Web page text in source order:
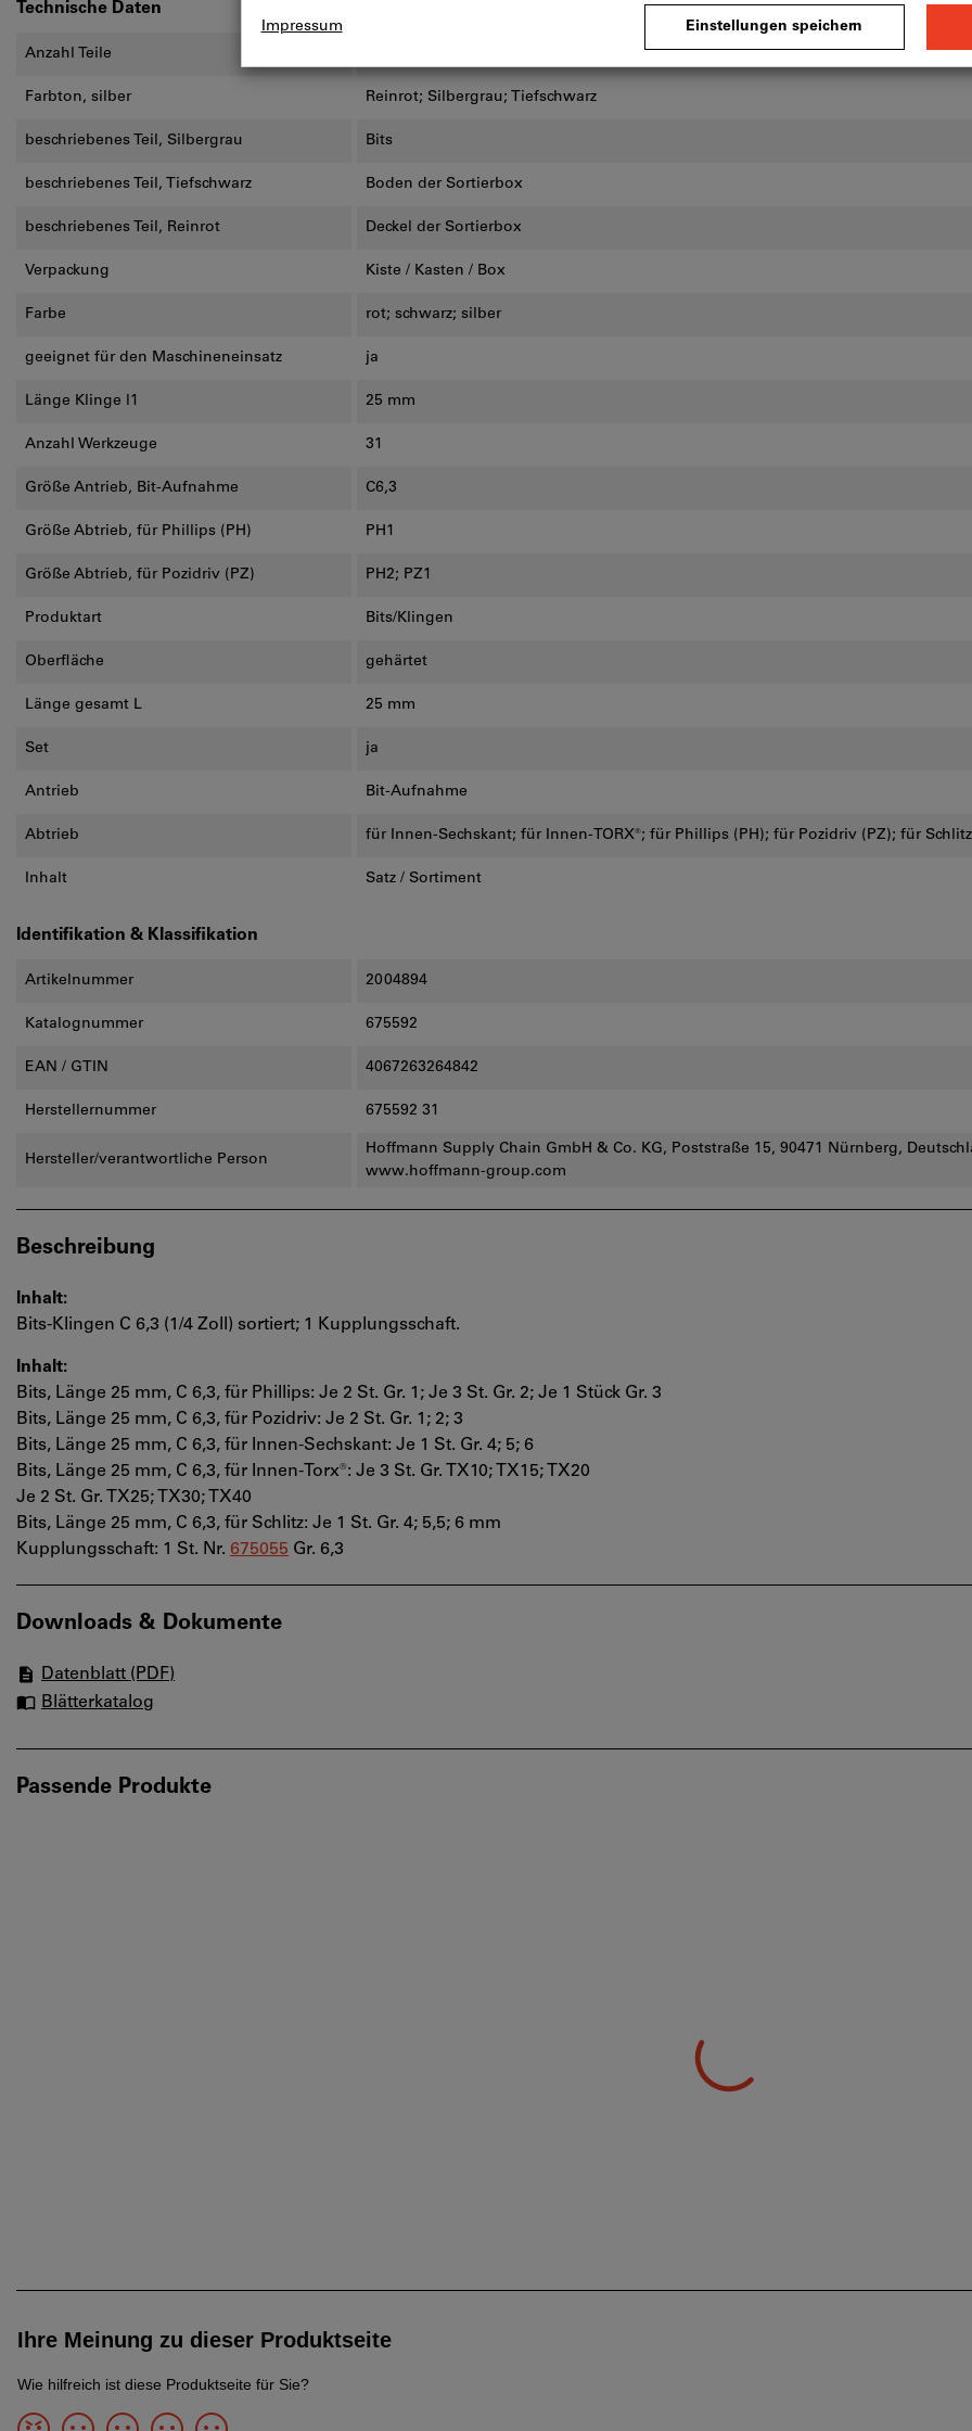
Technische Daten
Anzahl Teile
Farbton, silber Reinrot; Silbergrau; Tiefschwarz
beschriebenes Teil, Silbergrau Bits
beschriebenes Teil, Tiefschwarz Boden der Sortierbox
beschriebenes Teil, Reinrot Deckel der Sortierbox
Verpackung Kiste / Kasten / Box
Farbe rot; schwarz; silber
geeignet für den Maschineneinsatz ja
Länge Klinge l1 25 mm
Anzahl Werkzeuge 31
Größe Antrieb, Bit-Aufnahme C6,3
Größe Abtrieb, für Phillips (PH) PH1
Größe Abtrieb, für Pozidriv (PZ) PH2; PZ1
Produktart Bits/Klingen
Oberfläche gehärtet
Länge gesamt L 25 mm
Set ja
Antrieb Bit-Aufnahme
Abtrieb für Innen-Sechskant; für Innen-TORX®; für Phillips (PH); für Pozidriv (PZ); für
Inhalt Satz / Sortiment
Identifikation & Klassifikation
Artikelnummer 2004894
Katalognummer 675592
EAN / GTIN 4067263264842
Herstellernummer 675592 31
Hersteller/verantwortliche Person
Hoffmann Supply Chain GmbH & Co. KG, Poststraße 15, 90471 Nürnberg,
www.hoffmann-group.com
Beschreibung
Inhalt:
Bits-Klingen C 6,3 (1/4 Zoll) sortiert; 1 Kupplungsschaft.
Inhalt:
Bits, Länge 25 mm, C 6,3, für Phillips: Je 2 St. Gr. 1; Je 3 St. Gr. 2; Je 1 Stück Gr. 3
Bits, Länge 25 mm, C 6,3, für Pozidriv: Je 2 St. Gr. 1; 2; 3
Bits, Länge 25 mm, C 6,3, für Innen-Sechskant: Je 1 St. Gr. 4; 5; 6
Bits, Länge 25 mm, C 6,3, für Innen-Torx®: Je 3 St. Gr. TX10; TX15; TX20
Je 2 St. Gr. TX25; TX30; TX40
Bits, Länge 25 mm, C 6,3, für Schlitz: Je 1 St. Gr. 4; 5,5; 6 mm
Kupplungsschaft: 1 St. Nr. 675055 Gr. 6,3
Downloads & Dokumente
Datenblatt (PDF)
Blätterkatalog
Passende Produkte